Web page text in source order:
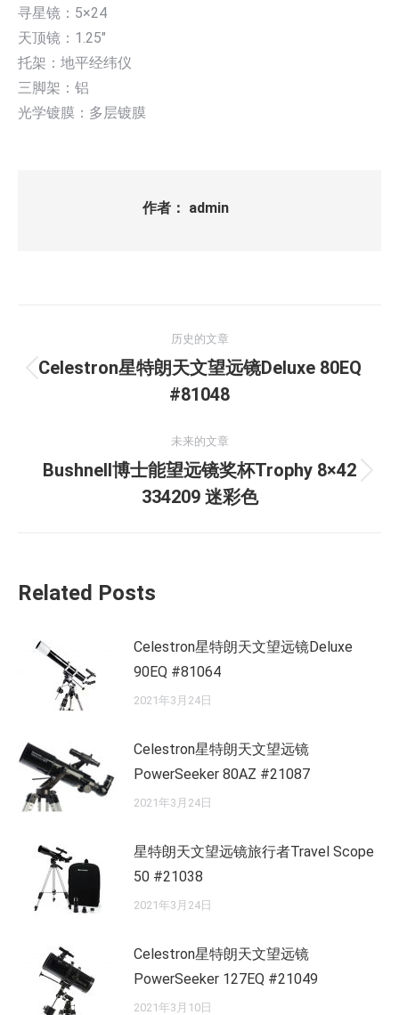
寻星镜：5×24
天顶镜：1.25″
托架：地平经纬仪
三脚架：铝
光学镀膜：多层镀膜
作者： admin
章
历史的文章
历
史
文
章：
Celestron星特朗天文望远镜Deluxe 80EQ
#81048
未来的文章
未
来
Bushnell博士能望远镜奖杯Trophy 8×42
334209 迷彩色
Related Posts
Celestron星特朗天文望远镜Deluxe
90EQ #81064
2021年3月24日
Celestron星特朗天文望远镜
PowerSeeker 80AZ #21087
2021年3月24日
星特朗天文望远镜旅行者Travel Scope
50 #21038
2021年3月24日
Celestron星特朗天文望远镜
PowerSeeker 127EQ #21049
2021年3月10日